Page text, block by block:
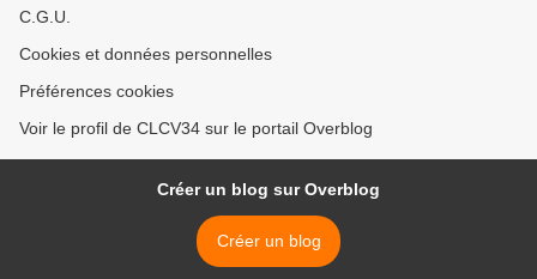
C.G.U.
Cookies et données personnelles
Préférences cookies
Voir le profil de CLCV34 sur le portail Overblog
Créer un blog sur Overblog
Créer un blog